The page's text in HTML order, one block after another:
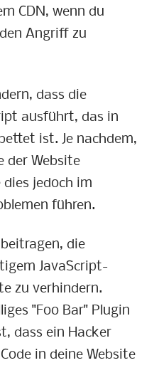
CDN, wenn du
Angriff zu
dass die
ausführt, das in
ist. Je nachdem,
der Website
jedoch im
führen.
die
JavaScript-
zu verhindern.
"Foo Bar" Plugin
dass ein Hacker
in deine Website